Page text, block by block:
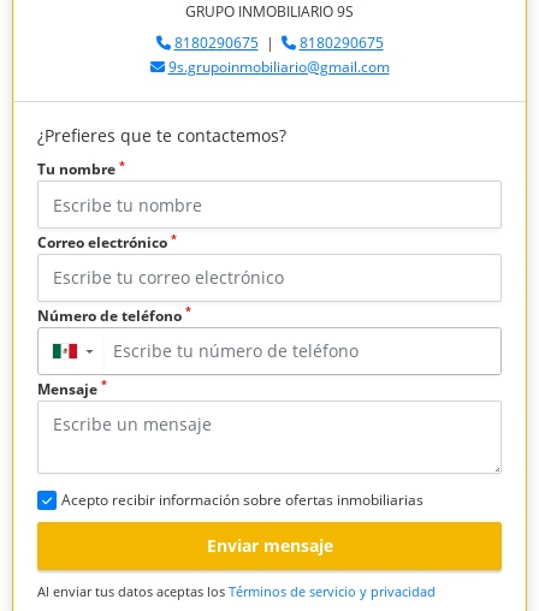
GRUPO INMOBILIARIO 9S
8180290675|
8180290675
9s.grupoinmobiliario@gmail.com
¿Prefieres que te contactemos?
Tu nombre *
Correo electrónico *
Número de teléfono *
▼
Mensaje *
Acepto recibir información sobre ofertas inmobiliarias
Enviar mensaje
Al enviar tus datos aceptas los Términos de servicio y privacidad